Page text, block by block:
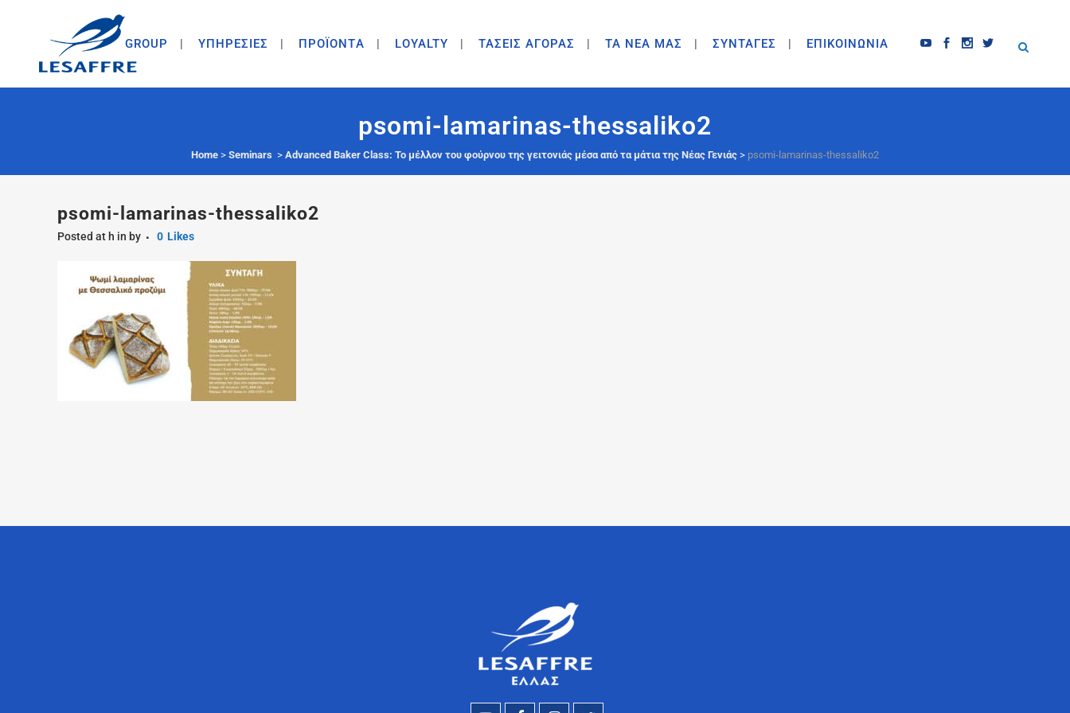
GROUP ΥΠΗΡΕΣΙΕΣ ΠΡΟΪΟΝΤA LOYALTY ΤΑΣΕΙΣ ΑΓΟΡΑΣ ΤΑ ΝΕΑ ΜΑΣ ΣΥΝΤΑΓΕΣ ΕΠΙΚΟΙΝΩΝΙΑ
psomi-lamarinas-thessaliko2
Home > Seminars > Advanced Baker Class: To μέλλον του φούρνου της γειτονιάς μέσα από τα μάτια της Νέας Γενιάς > psomi-lamarinas-thessaliko2
psomi-lamarinas-thessaliko2
Posted at h in by 0 Likes